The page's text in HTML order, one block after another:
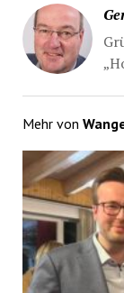
Mehr von